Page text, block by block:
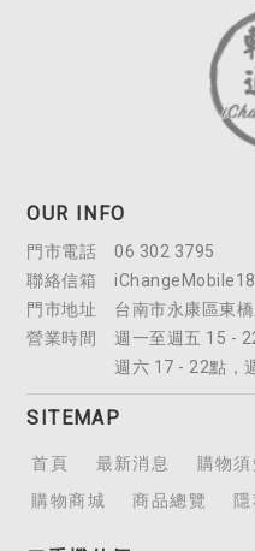
OUR INFO
06 302 3795
台南市永康區東
週一至週五 15 -
週六 17 - 22點，
SITEMAP
首頁 最新消息 購物須
購物商城
商品總覽